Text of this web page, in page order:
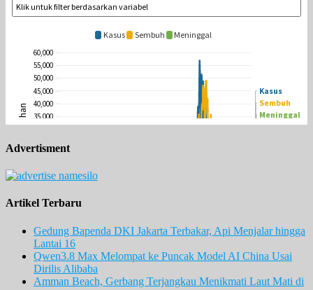
Advertisment
Artikel Terbaru
Gedung Bapenda DKI Jakarta Terbakar, Api Menjalar hingga
Lantai 16
Qwen3.8 Max Melompat ke Puncak Model AI China Usai
Dirilis Alibaba
Amman Beach, Gerbang Terjangkau Menikmati Laut Mati di